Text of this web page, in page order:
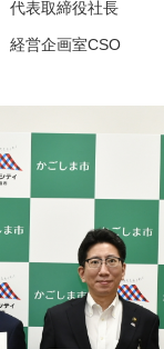
表取締役社長
企画室CSO